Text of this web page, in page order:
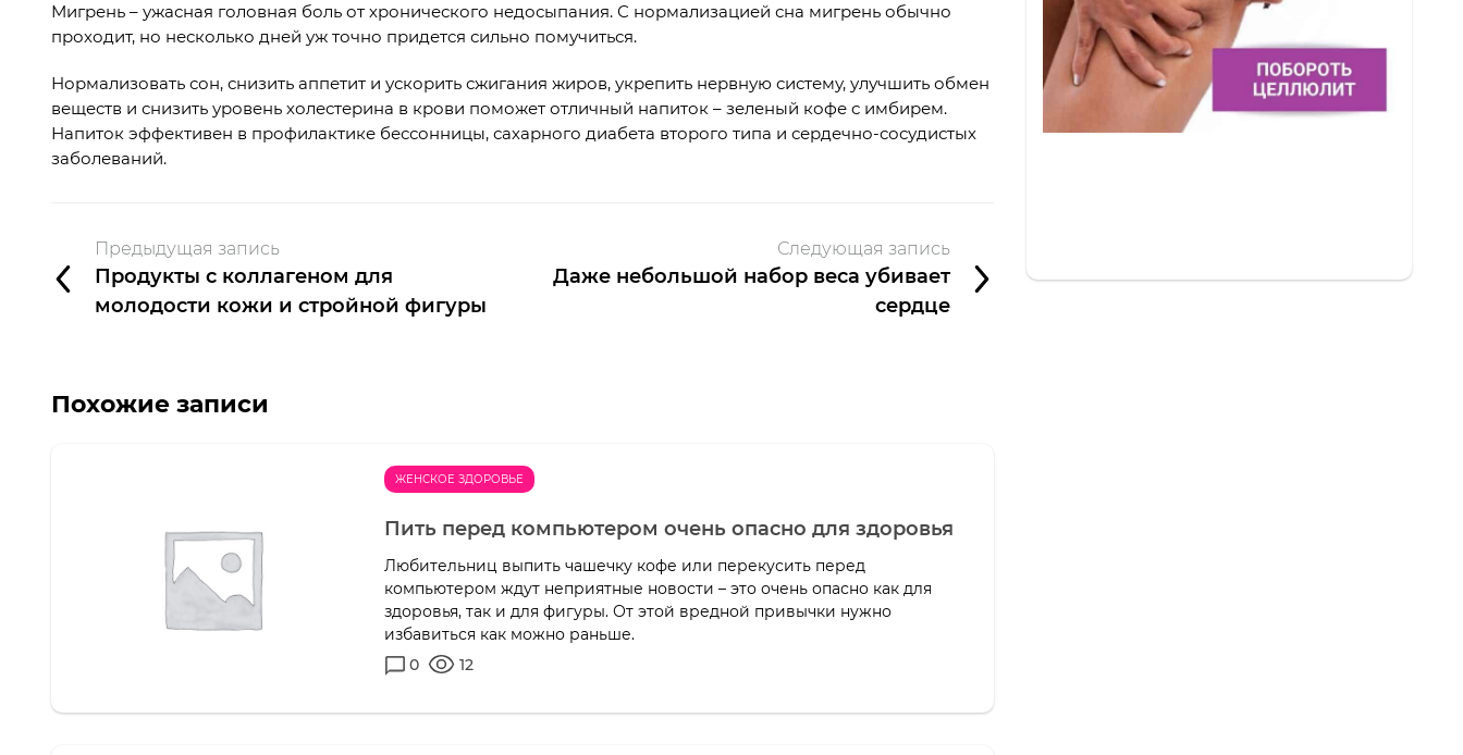
Мигрень – ужасная головная боль от хронического недосыпания. С нормализацией сна мигрень обычно
проходит, но несколько дней уж точно придется сильно помучиться.
Нормализовать сон, снизить аппетит и ускорить сжигания жиров, укрепить нервную систему, улучшить обмен
веществ и снизить уровень холестерина в крови поможет отличный напиток – зеленый кофе с имбирем.
Напиток эффективен в профилактике бессонницы, сахарного диабета второго типа и сердечно-сосудистых
заболеваний.
Предыдущая запись
Продукты с коллагеном для
молодости кожи и стройной фигуры
Следующая запись
Даже небольшой набор веса убивает
сердце
Похожие записи
ЖЕНСКОЕ ЗДОРОВЬЕ
Пить перед компьютером очень опасно для здоровья
Любительниц выпить чашечку кофе или перекусить перед
компьютером ждут неприятные новости – это очень опасно как для
здоровья, так и для фигуры. От этой вредной привычки нужно
избавиться как можно раньше.
0
12